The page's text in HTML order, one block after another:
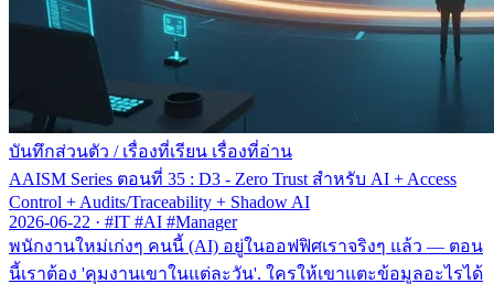
บันทึกส่วนตัว / เรื่องที่เรียน เรื่องที่อ่าน
AAISM Series ตอนที่ 35 : D3 - Zero Trust สำหรับ AI + Access
Control + Audits/Traceability + Shadow AI
2026-06-22 · #IT #AI #Manager
พนักงานใหม่เก่งๆ คนนี้ (AI) อยู่ในออฟฟิศเราจริงๆ แล้ว — ตอน
นี้เราต้อง 'คุมงานเขาในแต่ละวัน'. ใครให้เขาแตะข้อมูลอะไรได้